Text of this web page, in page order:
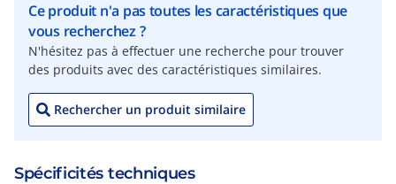
Ce produit n'a pas toutes les caractéristiques que
vous recherchez ?
N'hésitez pas à effectuer une recherche pour trouver
des produits avec des caractéristiques similaires.
Rechercher un produit similaire
Spécificités techniques